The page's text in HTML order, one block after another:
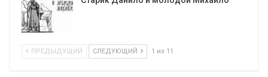
ПРЕДЫДУЩИЙ СЛЕДУЮЩИЙ 1 из 11